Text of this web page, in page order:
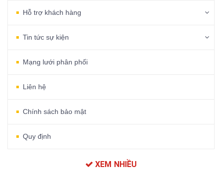
Hỗ trợ khách hàng
Tin tức sự kiện
Mạng lưới phân phối
Liên hệ
Chính sách bảo mật
Quy định
XEM NHIỀU